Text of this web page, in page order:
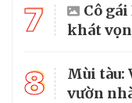
7
Cô
khát
8
Mùi tàu:
vườn